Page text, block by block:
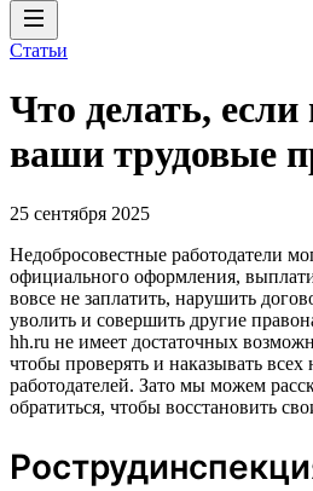
Статьи
Что делать,
ваши трудовые
25 сентября 2025
Недобросовестные работодатели
официального оформления,
вовсе не заплатить, нарушить
уволить и совершить другие
hh.ru не имеет достаточных
чтобы проверять и наказывать всех
работодателей. Зато мы можем
обратиться, чтобы восстановить